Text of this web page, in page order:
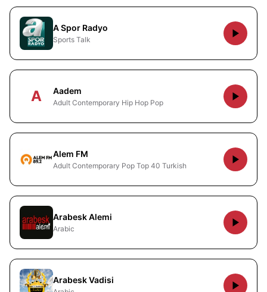
A Spor Radyo
Sports Talk
A Aadem
Adult Contemporary Hip Hop Pop
Alem FM
Adult Contemporary Pop Top 40 Turkish
Arabesk Alemi
Arabic
Arabesk Vadisi